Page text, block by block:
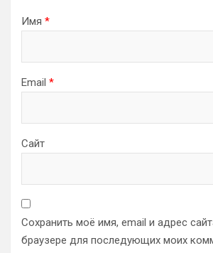
Имя *
Email *
Сайт
Сохранить моё имя, email и адрес
браузере для последующих моих